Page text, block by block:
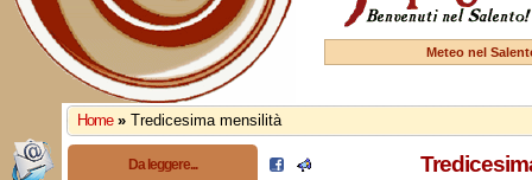
Meteo nel
Home » Tredicesima mensilità
Da leggere...